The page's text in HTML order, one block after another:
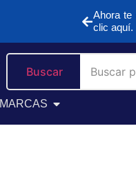
Ahora te
clic aquí.
MARCAS
Buscar